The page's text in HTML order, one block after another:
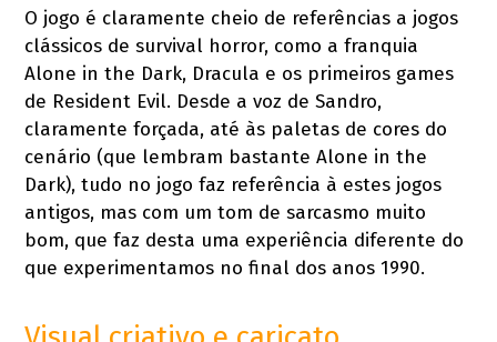
O jogo é claramente cheio de referências a jogos
clássicos de survival horror, como a franquia
Alone in the Dark, Dracula e os primeiros games
de Resident Evil. Desde a voz de Sandro,
claramente forçada, até às paletas de cores do
cenário (que lembram bastante Alone in the
Dark), tudo no jogo faz referência à estes jogos
antigos, mas com um tom de sarcasmo muito
bom, que faz desta uma experiência diferente do
que experimentamos no final dos anos 1990.